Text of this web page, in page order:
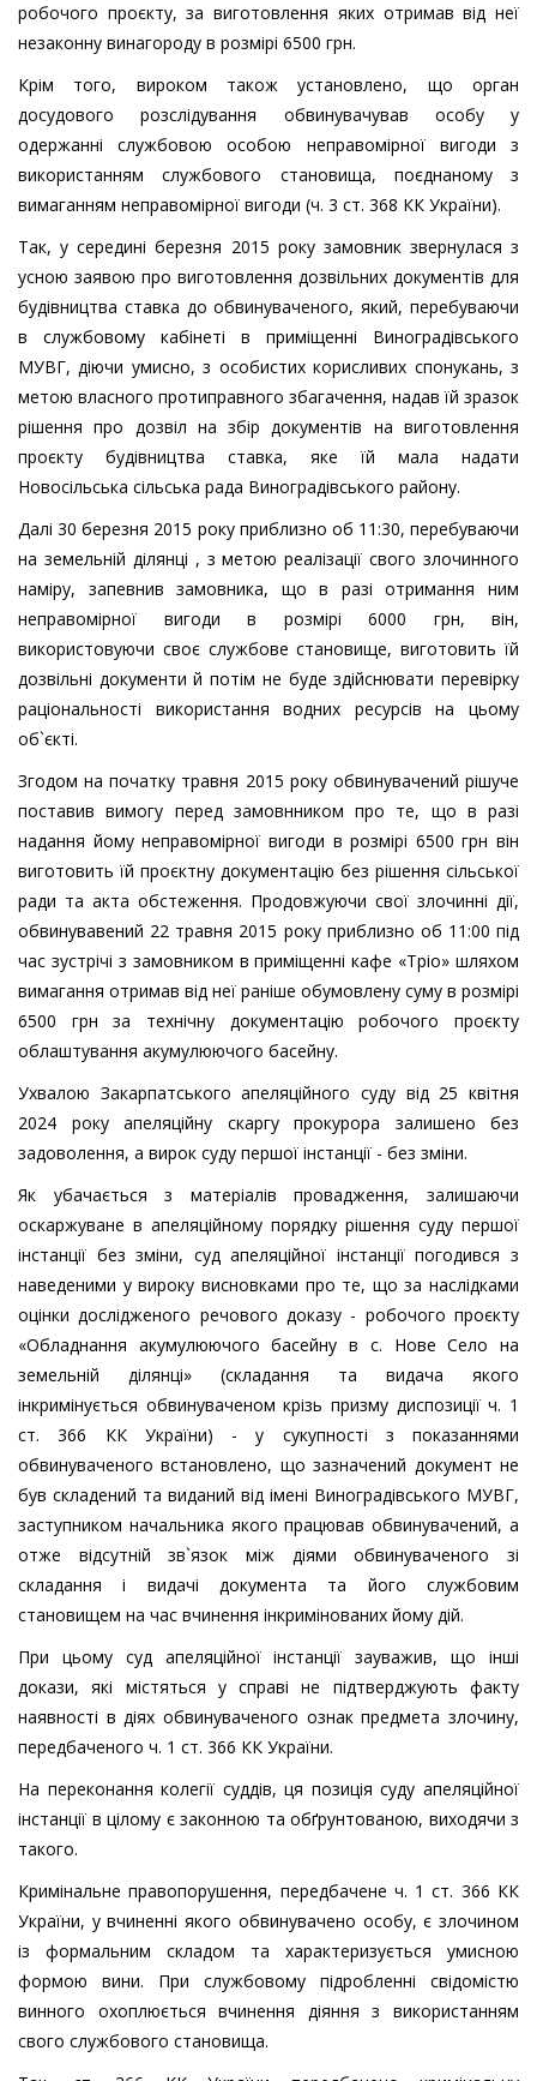
робочого проєкту, за виготовлення яких отримав від неї
незаконну винагороду в розмірі 6500 грн.
Крім того, вироком також установлено, що орган
досудового розслідування обвинувачував особу у
одержанні службовою особою неправомірної вигоди з
використанням службового становища, поєднаному з
вимаганням неправомірної вигоди (ч. 3 ст. 368 КК України).
Так, у середині березня 2015 року замовник звернулася з
усною заявою про виготовлення дозвільних документів для
будівництва ставка до обвинуваченого, який, перебуваючи
в службовому кабінеті в приміщенні Виноградівського
МУВГ, діючи умисно, з особистих корисливих спонукань, з
метою власного протиправного збагачення, надав їй зразок
рішення про дозвіл на збір документів на виготовлення
проєкту будівництва ставка, яке їй мала надати
Новосільська сільська рада Виноградівського району.
Далі 30 березня 2015 року приблизно об 11:30, перебуваючи
на земельній ділянці , з метою реалізації свого злочинного
наміру, запевнив замовника, що в разі отримання ним
неправомірної вигоди в розмірі 6000 грн, він,
використовуючи своє службове становище, виготовить їй
дозвільні документи й потім не буде здійснювати перевірку
раціональності використання водних ресурсів на цьому
об`єкті.
Згодом на початку травня 2015 року обвинувачений рішуче
поставив вимогу перед замовнником про те, що в разі
надання йому неправомірної вигоди в розмірі 6500 грн він
виготовить їй проєктну документацію без рішення сільської
ради та акта обстеження. Продовжуючи свої злочинні дії,
обвинувавений 22 травня 2015 року приблизно об 11:00 під
час зустрічі з замовником в приміщенні кафе «Тріо» шляхом
вимагання отримав від неї раніше обумовлену суму в розмірі
6500 грн за технічну документацію робочого проєкту
облаштування акумулюючого басейну.
Ухвалою Закарпатського апеляційного суду від 25 квітня
2024 року апеляційну скаргу прокурора залишено без
задоволення, а вирок суду першої інстанції - без зміни.
Як убачається з матеріалів провадження, залишаючи
оскаржуване в апеляційному порядку рішення суду першої
інстанції без зміни, суд апеляційної інстанції погодився з
наведеними у вироку висновками про те, що за наслідками
оцінки дослідженого речового доказу - робочого проєкту
«Обладнання акумулюючого басейну в с. Нове Село на
земельній ділянці» (складання та видача якого
інкримінується обвинуваченом крізь призму диспозиції ч. 1
ст. 366 КК України) - у сукупності з показаннями
обвинуваченого встановлено, що зазначений документ не
був складений та виданий від імені Виноградівського МУВГ,
заступником начальника якого працював обвинувачений, а
отже відсутній зв`язок між діями обвинуваченого зі
складання і видачі документа та його службовим
становищем на час вчинення інкримінованих йому дій.
При цьому суд апеляційної інстанції зауважив, що інші
докази, які містяться у справі не підтверджують факту
наявності в діях обвинуваченого ознак предмета злочину,
передбаченого ч. 1 ст. 366 КК України.
На переконання колегії суддів, ця позиція суду апеляційної
інстанції в цілому є законною та обґрунтованою, виходячи з
такого.
Кримінальне правопорушення, передбачене ч. 1 ст. 366 КК
України, у вчиненні якого обвинувачено особу, є злочином
із формальним складом та характеризується умисною
формою вини. При службовому підробленні свідомістю
винного охоплюється вчинення діяння з використанням
свого службового становища.